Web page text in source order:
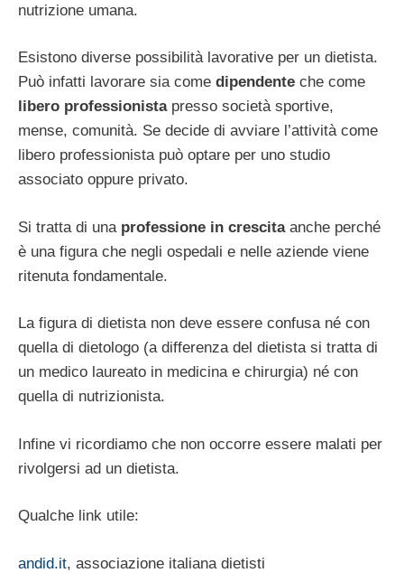
nutrizione umana.
Esistono diverse possibilità lavorative per un dietista.
Può infatti lavorare sia come dipendente che come
libero professionistapresso società sportive,
mense, comunità. Se decide di avviare l’attività come
libero professionista può optare per uno studio
associato oppure privato.
Si tratta di una professione in crescitaanche perché
è una figura che negli ospedali e nelle aziende viene
ritenuta fondamentale.
La figura di dietista non deve essere confusa né con
quella di dietologo (a differenza del dietista si tratta di
un medico laureato in medicina e chirurgia) né con
quella di nutrizionista.
Infine vi ricordiamo che non occorre essere malati per
rivolgersi ad un dietista.
Qualche link utile:
andid.it, associazione italiana dietisti